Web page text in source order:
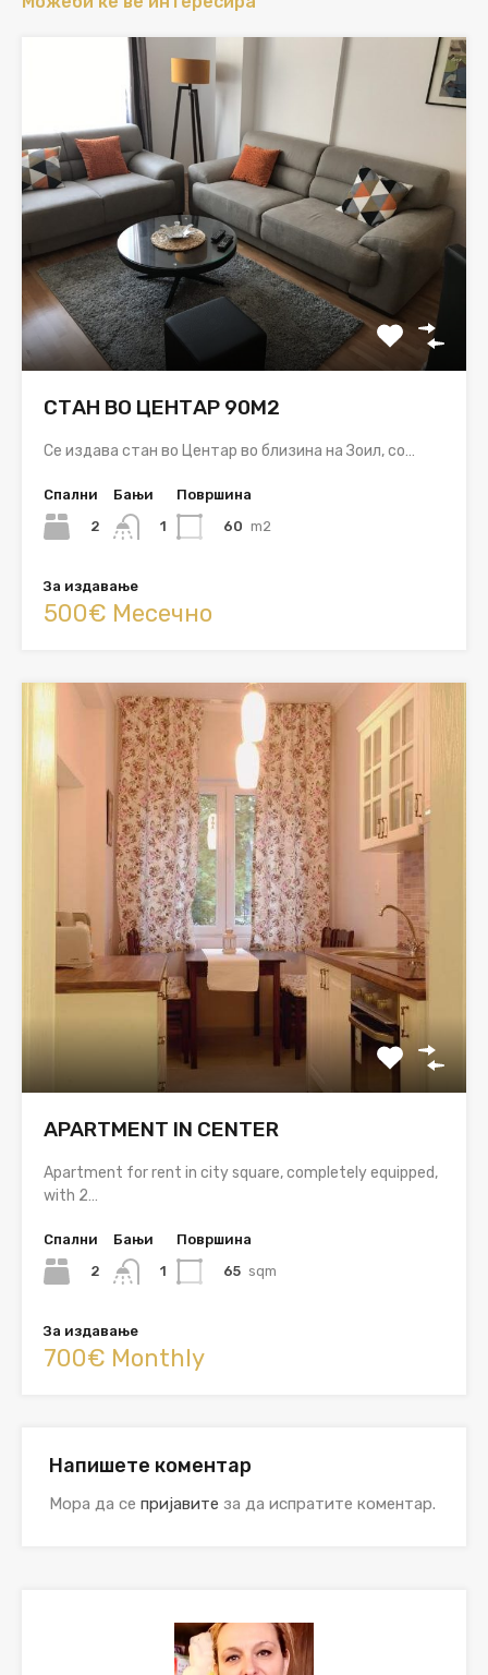
СТАН ВО ЦЕНТАР 90М2
Се издава стан во Центар во близина на Зоил, со…
Спални
2
Бањи
1
Површина
60 m2
За издавање
500€ Месечно
APARTMENT IN CENTER
Apartment for rent in city square, completely equipped,
with 2…
Спални
2
Бањи
1
Површина
65 sqm
За издавање
700€ Monthly
Напишете коментар
Мора да се пријавите за да испратите коментар.